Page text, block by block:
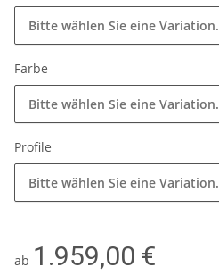
Bitte wählen Sie eine Variation.
Farbe
Bitte wählen Sie eine Variation.
Profile
Bitte wählen Sie eine Variation.
ab 1.959,00 €